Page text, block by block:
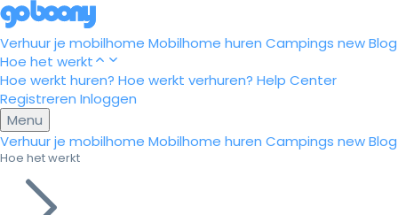
Verhuur je mobilhome Mobilhome huren Campings newBlog
Hoe het werkt
Hoe werkt huren? Hoe werkt verhuren? Help Center
Registreren Inloggen
Menu
Verhuur je mobilhome Mobilhome huren Campings newBlog
Hoe het werkt